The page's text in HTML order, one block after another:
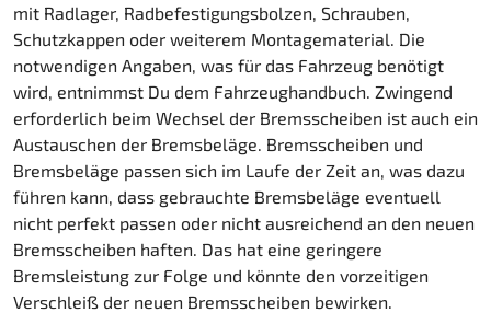
mit Radlager, Radbefestigungsbolzen, Schrauben,
Schutzkappen oder weiterem Montagematerial. Die
notwendigen Angaben, was für das Fahrzeug benötigt
wird, entnimmst Du dem Fahrzeughandbuch. Zwingend
erforderlich beim Wechsel der Bremsscheiben ist auch ein
Austauschen der Bremsbeläge. Bremsscheiben und
Bremsbeläge passen sich im Laufe der Zeit an, was dazu
führen kann, dass gebrauchte Bremsbeläge eventuell
nicht perfekt passen oder nicht ausreichend an den neuen
Bremsscheiben haften. Das hat eine geringere
Bremsleistung zur Folge und könnte den vorzeitigen
Verschleiß der neuen Bremsscheiben bewirken.